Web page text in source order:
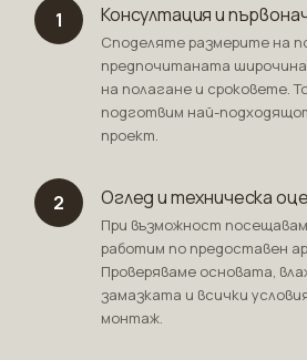
1 Консултация и
Споделяте размерите на
предпочитаната
на полагане и сроковете.
подготвим най-
проект.
2 Оглед и техническа
При възможност
работим по предоставен
Проверяваме основата,
замазката и всички
монтаж.